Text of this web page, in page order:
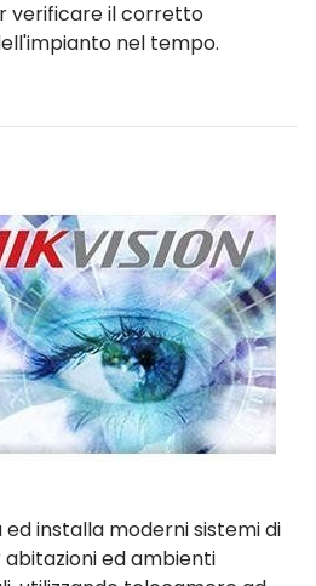
verificare il corretto
nel tempo.
installa moderni sistemi di
ed ambienti